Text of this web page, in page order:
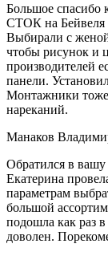
Большое спасибо
СТОК на Бейвеля
Выбирали с
чтобы рисунок и
производителей
панели.
Монтажники тоже
нареканий.
Манаков
Обратился в
Екатерина
параметрам
большой
подошла как раз
доволен.